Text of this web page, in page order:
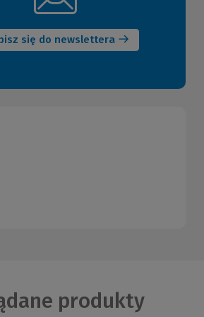
się do newslettera
okno)
produkty